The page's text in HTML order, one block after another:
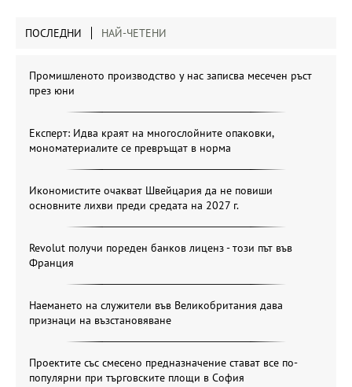
ПОСЛЕДНИ НАЙ-ЧЕТЕНИ
Промишленото производство у нас записва месечен ръст
през юни
Експерт: Идва краят на многослойните опаковки,
мономатериалите се превръщат в норма
Икономистите очакват Швейцария да не повиши
основните лихви преди средата на 2027 г.
Revolut получи пореден банков лиценз - този път във
Франция
Наемането на служители във Великобритания дава
признаци на възстановяване
Проектите със смесено предназначение стават все по-
популярни при търговските площи в София